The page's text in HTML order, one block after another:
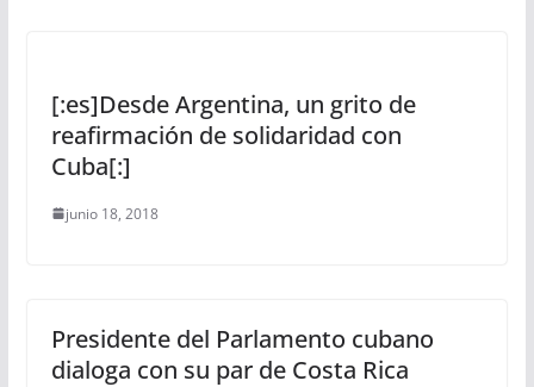
[:es]Desde Argentina, un grito de
reafirmación de solidaridad con
Cuba[:]
junio 18, 2018
Presidente del Parlamento cubano
dialoga con su par de Costa Rica